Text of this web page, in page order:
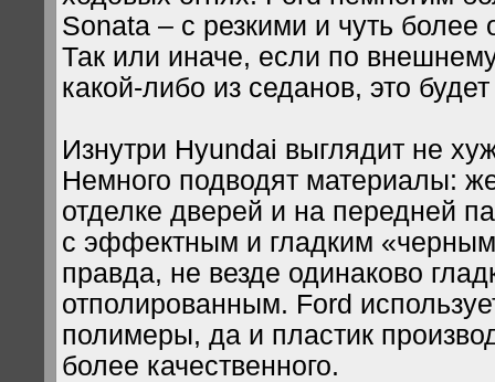
Sonata – с резкими и чуть более
Так или иначе, если по
какой-либо из седанов, это
Изнутри Hyundai выглядит не
Немного подводят материалы:
отделке дверей и на передней
с эффектным и гладким
правда, не везде одинаково
отполированным. Ford
полимеры, да и пластик
более качественного.